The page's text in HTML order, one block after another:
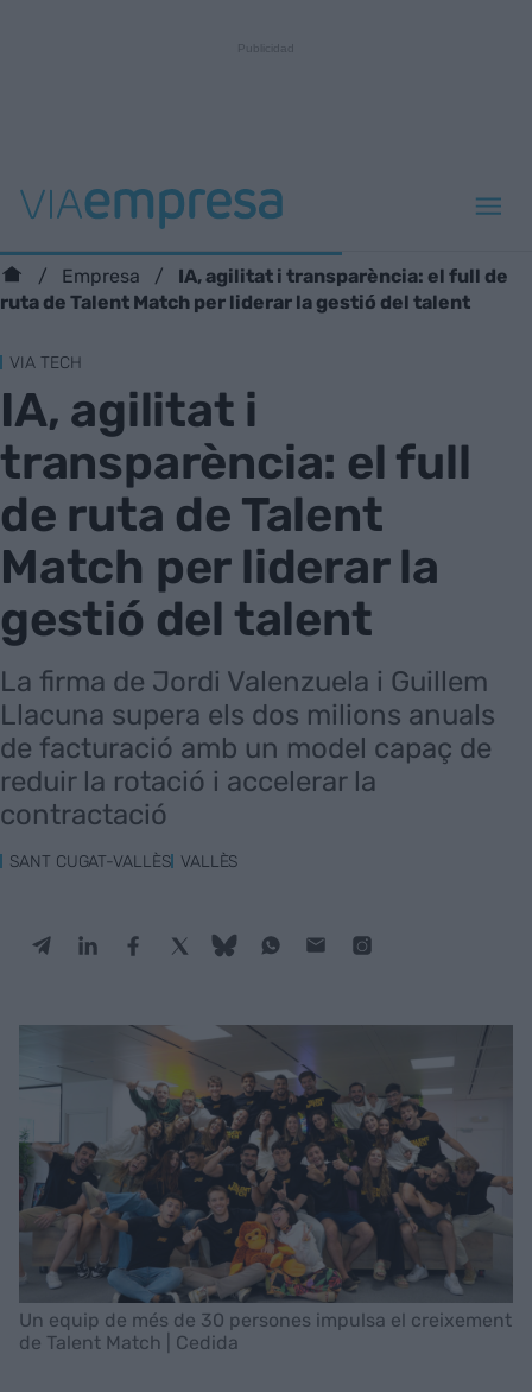
Empresa
IA, agilitat i transparència: el full de
ruta de Talent Match per liderar la gestió del talent
VIA TECH
IA, agilitat i
transparència: el full
de ruta de Talent
Match per liderar la
gestió del talent
La firma de Jordi Valenzuela i Guillem
Llacuna supera els dos milions anuals
de facturació amb un model capaç de
reduir la rotació i accelerar la
contractació
SANT CUGAT-VALLÈS VALLÈS
Un equip de més de 30 persones impulsa el creixement
de Talent Match | Cedida